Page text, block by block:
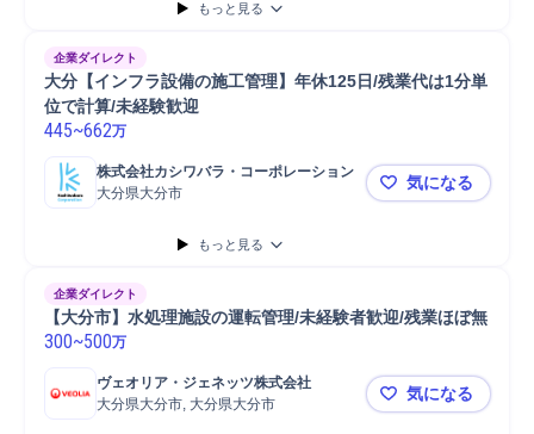
もっと見る
企業ダイレクト
大分【インフラ設備の施工管理】年休125日/残業代は1分単
位で計算/未経験歓迎
445~662万
株式会社カシワバラ・コーポレーション
大分県大分市
大分【イン
気になる
もっと見る
企業ダイレクト
【大分市】水処理施設の運転管理/未経験者歓迎/残業ほぼ無
300~500万
ヴェオリア・ジェネッツ株式会社
大分県大分市, 大分県大分市
【大分市】
気になる